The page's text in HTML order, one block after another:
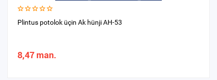
Plintus potolok üçin Ak hünji AH-53
8,47 man.